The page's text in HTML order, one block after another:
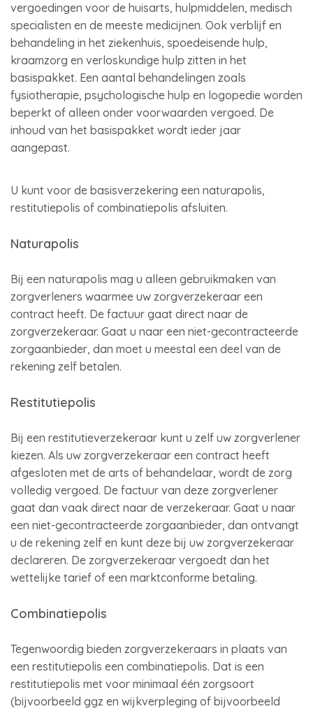
vergoedingen voor de huisarts, hulpmiddelen, medisch
specialisten en de meeste medicijnen. Ook verblijf en
behandeling in het ziekenhuis, spoedeisende hulp,
kraamzorg en verloskundige hulp zitten in het
basispakket. Een aantal behandelingen zoals
fysiotherapie, psychologische hulp en logopedie worden
beperkt of alleen onder voorwaarden vergoed. De
inhoud van het basispakket wordt ieder jaar
aangepast.
U kunt voor de basisverzekering een naturapolis,
restitutiepolis of combinatiepolis afsluiten.
Naturapolis
Bij een naturapolis mag u alleen gebruikmaken van
zorgverleners waarmee uw zorgverzekeraar een
contract heeft. De factuur gaat direct naar de
zorgverzekeraar. Gaat u naar een niet-gecontracteerde
zorgaanbieder, dan moet u meestal een deel van de
rekening zelf betalen.
Restitutiepolis
Bij een restitutieverzekeraar kunt u zelf uw zorgverlener
kiezen. Als uw zorgverzekeraar een contract heeft
afgesloten met de arts of behandelaar, wordt de zorg
volledig vergoed. De factuur van deze zorgverlener
gaat dan vaak direct naar de verzekeraar. Gaat u naar
een niet-gecontracteerde zorgaanbieder, dan ontvangt
u de rekening zelf en kunt deze bij uw zorgverzekeraar
declareren. De zorgverzekeraar vergoedt dan het
wettelijke tarief of een marktconforme betaling.
Combinatiepolis
Tegenwoordig bieden zorgverzekeraars in plaats van
een restitutiepolis een combinatiepolis. Dat is een
restitutiepolis met voor minimaal één zorgsoort
(bijvoorbeeld ggz en wijkverpleging of bijvoorbeeld